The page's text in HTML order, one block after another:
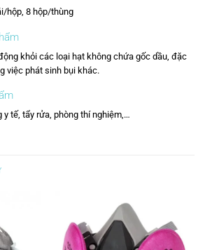
hộp, 8 hộp/thùng
khỏi các loại hạt không chứa gốc dầu, đặc
việc phát sinh bụi khác.
tế, tẩy rửa, phòng thí nghiệm,…